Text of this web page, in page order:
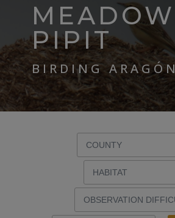
MEADOW
PIPIT
BIRDING ARAGÓN